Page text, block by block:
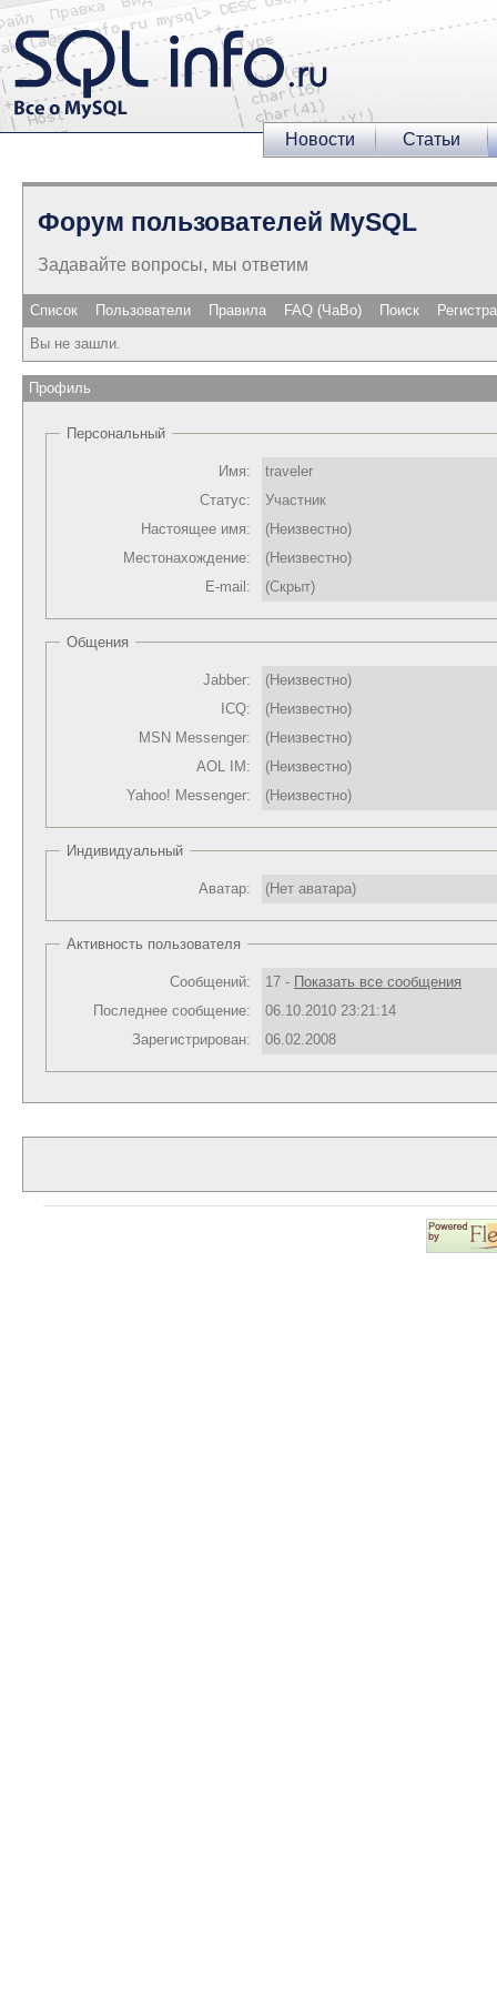
Новости Статьи
Форум пользователей MySQL
Задавайте вопросы, мы ответим
Список Пользователи Правила FAQ (ЧаВо) Поиск
Вы не зашли.
Профиль
Персональный
Имя:
traveler
Статус:
Участник
Настоящее имя:
(Неизвестно)
Местонахождение:
(Неизвестно)
E-mail:
(Скрыт)
Общения
Jabber:
(Неизвестно)
ICQ:
(Неизвестно)
MSN Messenger:
(Неизвестно)
AOL IM:
(Неизвестно)
Yahoo! Messenger:
(Неизвестно)
Индивидуальный
Аватар: (Нет аватара)
Активность пользователя
Сообщений: 17 - Показать все сообщения
Последнее сообщение:
06.10.2010 23:21:14
Зарегистрирован:
06.02.2008